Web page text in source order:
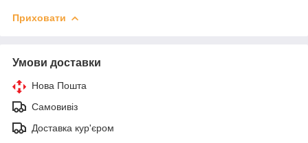
Приховати
Умови доставки
Нова Пошта
Самовивіз
Доставка кур'єром